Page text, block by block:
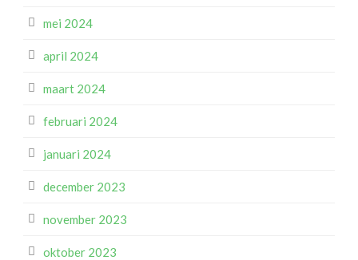
mei 2024
april 2024
maart 2024
februari 2024
januari 2024
december 2023
november 2023
oktober 2023